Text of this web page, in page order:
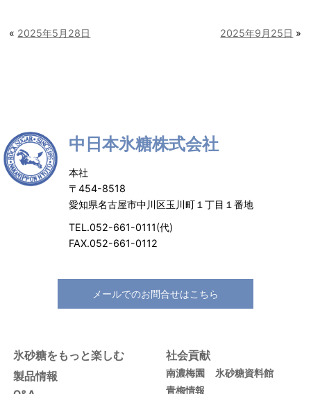
« 2025年5月28日 2025年9月25日 »
中日本氷糖株式会社
本社
〒454-8518
愛知県名古屋市中川区玉川町１丁目１番地
TEL.052-661-0111(代)
FAX.052-661-0112
メールでのお問合せはこちら
氷砂糖をもっと楽しむ
製品情報
社会貢献
南濃梅園
氷砂糖資料館
青梅情報